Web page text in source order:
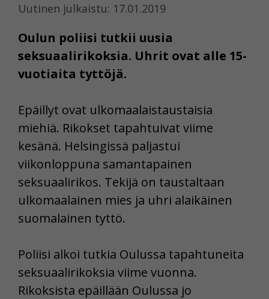
Uutinen julkaistu: 17.01.2019
Oulun poliisi tutkii uusia
seksuaalirikoksia. Uhrit ovat alle 15-
vuotiaita tyttöjä.
Epäillyt ovat ulkomaalaistaustaisia
miehiä. Rikokset tapahtuivat viime
kesänä. Helsingissä paljastui
viikonloppuna samantapainen
seksuaalirikos. Tekijä on taustaltaan
ulkomaalainen mies ja uhri alaikäinen
suomalainen tyttö.
Poliisi alkoi tutkia Oulussa tapahtuneita
seksuaalirikoksia viime vuonna.
Rikoksista epäillään Oulussa jo